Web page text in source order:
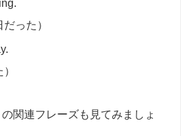
った）
の関連フレーズも見てみましょ